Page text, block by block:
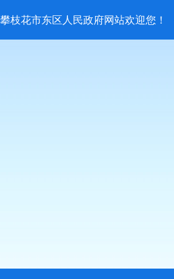
攀枝花市东区人民政府网站欢迎您！